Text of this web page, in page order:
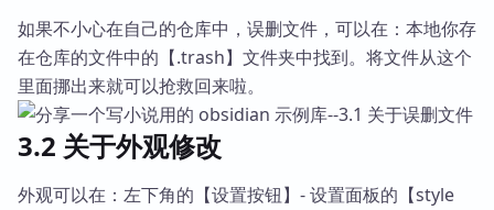
如果不小心在自己的仓库中，误删文件，可以在：本地你存
在仓库的文件中的【.trash】文件夹中找到。将文件从这个
里面挪出来就可以抢救回来啦。
3.2 关于外观修改
外观可以在：左下角的【设置按钮】- 设置面板的【style